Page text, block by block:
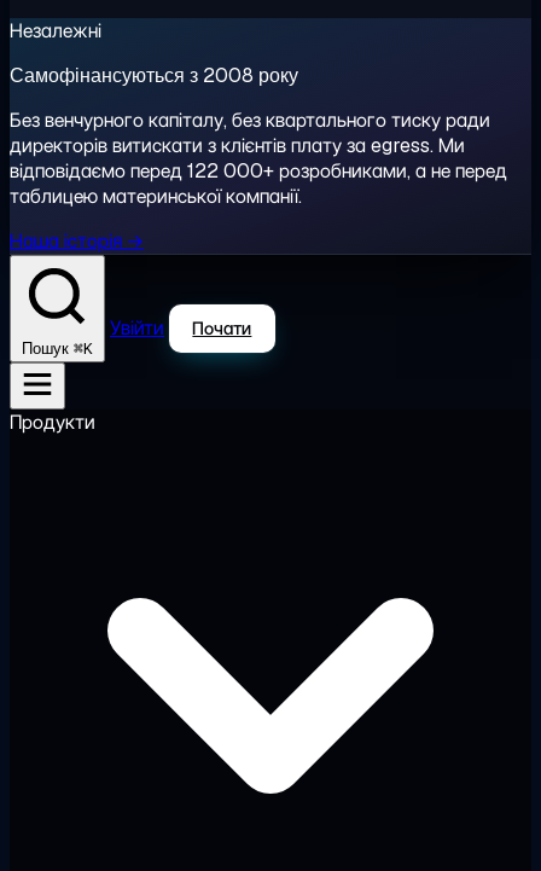
Незалежні
Самофінансуються з 2008 року
Без венчурного капіталу, без квартального тиску ради
директорів витискати з клієнтів плату за egress. Ми
відповідаємо перед 122 000+ розробниками, а не перед
таблицею материнської компанії.
Наша історія →
Пошук ⌘K
Увійти Почати
Продукти